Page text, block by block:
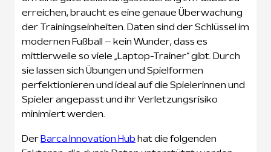
erreichen, braucht es eine genaue Überwachung
der Trainingseinheiten. Daten sind der Schlüssel im
modernen Fußball – kein Wunder, dass es
mittlerweile so viele „Laptop-Trainer“ gibt. Durch
sie lassen sich Übungen und Spielformen
perfektionieren und ideal auf die Spielerinnen und
Spieler angepasst und ihr Verletzungsrisiko
minimiert werden.
Der Barca Innovation Hub hat die folgenden